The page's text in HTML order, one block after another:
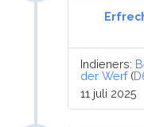
Indieners:
der Werf(
11 juli 2025